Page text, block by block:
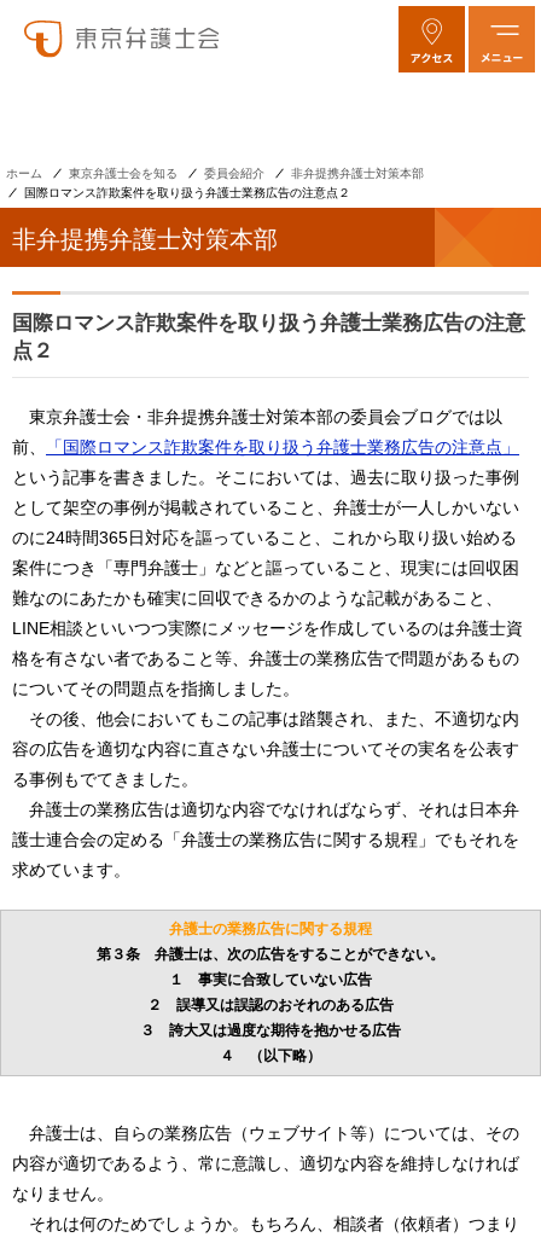
ホーム 東京弁護士会を知る 委員会紹介
非弁提携弁護士対策本部
国際ロマンス詐欺案件を取り扱う弁護士業務広告の注意点２
非弁提携弁護士対策本部
国際ロマンス詐欺案件を取り扱う弁護士業務広告の注意
点２
東京弁護士会・非弁提携弁護士対策本部の委員会ブログでは以
前、
「国際ロマンス詐欺案件を取り扱う弁護士業務広告の注意点」
という記事を書きました。そこにおいては、過去に取り扱った事例
として架空の事例が掲載されていること、弁護士が一人しかいない
のに24時間365日対応を謳っていること、これから取り扱い始める
案件につき「専門弁護士」などと謳っていること、現実には回収困
難なのにあたかも確実に回収できるかのような記載があること、
LINE相談といいつつ実際にメッセージを作成しているのは弁護士資
格を有さない者であること等、弁護士の業務広告で問題があるもの
についてその問題点を指摘しました。
その後、他会においてもこの記事は踏襲され、また、不適切な内
容の広告を適切な内容に直さない弁護士についてその実名を公表す
る事例もでてきました。
弁護士の業務広告は適切な内容でなければならず、それは日本弁
護士連合会の定める「弁護士の業務広告に関する規程」でもそれを
求めています。
弁護士の業務広告に関する規程
第３条 弁護士は、次の広告をすることができない。
１ 事実に合致していない広告
２ 誤導又は誤認のおそれのある広告
３ 誇大又は過度な期待を抱かせる広告
４ （以下略）
弁護士は、自らの業務広告（ウェブサイト等）については、その
内容が適切であるよう、常に意識し、適切な内容を維持しなければ
なりません。
それは何のためでしょうか。もちろん、相談者（依頼者）つまり